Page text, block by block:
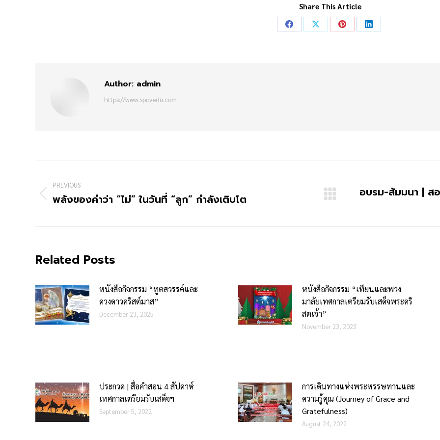
Share This Article
Author: admin
https://www.spcvedu.com
PREVIOUS
พลังของคำว่า “ไม่” ในวันที่ “ลูก” กำลังเติบโต อบรม-สัมมนา | ส
Related Posts
หนังสือกิจกรรม “ทูตสวรรค์และ
ดวงดาวคริสต์มาส”
December 23, 2025
หนังสือกิจกรรม “เทียนและพวง
มาลัยเทศกาลเตรียมรับเสด็จพระคริ
สตเจ้า”
November 23, 2023
ประกวด | สื่อคำสอน 4 สัปดาห์
เทศกาลเตรียมรับเสด็จฯ
September 5, 2022
การเดินทางแห่งพระหรรษทานและ
ความรู้คุณ (Journey of Grace and
Gratefulness)
August 24, 2022